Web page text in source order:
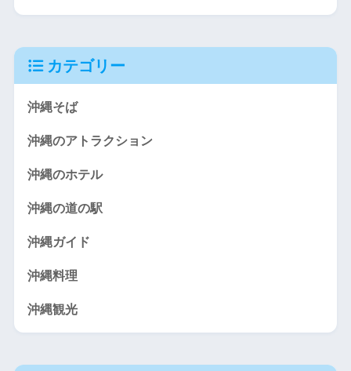
カテゴリー
沖縄そば
沖縄のアトラクション
沖縄のホテル
沖縄の道の駅
沖縄ガイド
沖縄料理
沖縄観光